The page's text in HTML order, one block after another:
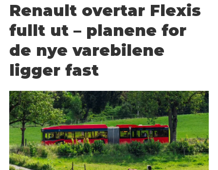
Renault overtar Flexis
fullt ut – planene for
de nye varebilene
ligger fast